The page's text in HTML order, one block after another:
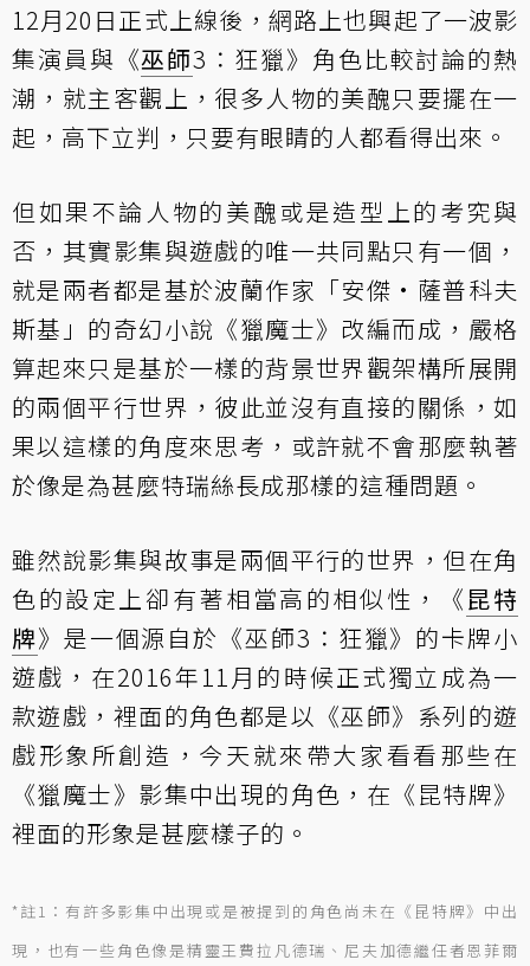
12月20日正式上線後，網路上也興起了一波影
集演員與《巫師3：狂獵》角色比較討論的熱
潮，就主客觀上，很多人物的美醜只要擺在一
起，高下立判，只要有眼睛的人都看得出來。
但如果不論人物的美醜或是造型上的考究與
否，其實影集與遊戲的唯一共同點只有一個，
就是兩者都是基於波蘭作家「安傑·薩普科夫
斯基」的奇幻小說《獵魔士》改編而成，嚴格
算起來只是基於一樣的背景世界觀架構所展開
的兩個平行世界，彼此並沒有直接的關係，如
果以這樣的角度來思考，或許就不會那麼執著
於像是為甚麼特瑞絲長成那樣的這種問題。
雖然說影集與故事是兩個平行的世界，但在角
色的設定上卻有著相當高的相似性，《昆特
牌》是一個源自於《巫師3：狂獵》的卡牌小
遊戲，在2016年11月的時候正式獨立成為一
款遊戲，裡面的角色都是以《巫師》系列的遊
戲形象所創造，今天就來帶大家看看那些在
《獵魔士》影集中出現的角色，在《昆特牌》
裡面的形象是甚麼樣子的。
*註1：有許多影集中出現或是被提到的角色尚未在《昆特牌》中出
現，也有一些角色像是精靈王費拉凡德瑞、尼夫加德繼任者恩菲爾